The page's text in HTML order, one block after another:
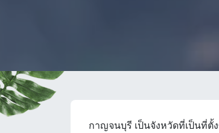
กาญจนบุรี เป็นจังหวัดที่เป็นที่ตั้